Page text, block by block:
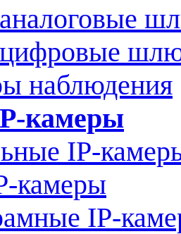
наблюдения
камеры
IP-
камеры
IP-